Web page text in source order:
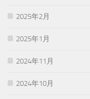
2025年2月
2025年1月
2024年11月
2024年10月